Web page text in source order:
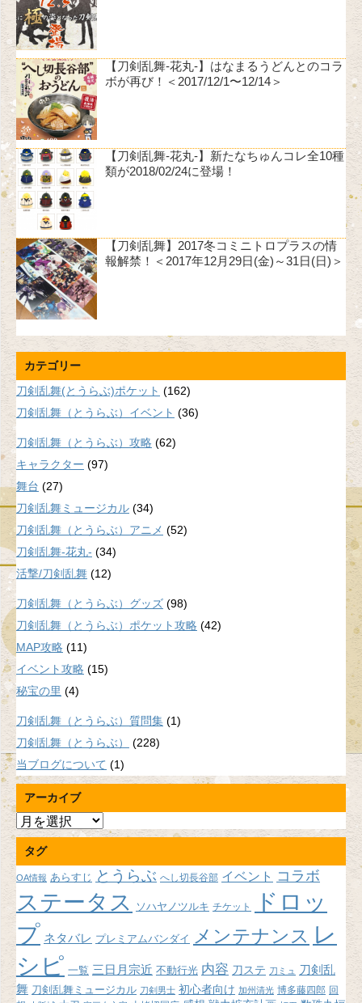
【刀剣乱舞-花丸-】はなまるうどんとのコラ
ボが再び！＜2017/12/1〜12/14＞
【刀剣乱舞-花丸-】新たなちゅんコレ全10種
類が2018/02/24に登場！
【刀剣乱舞】2017冬コミニトロプラスの情
報解禁！＜2017年12月29日(金)～31日(日)＞
カテゴリー
刀剣乱舞(とうらぶ)ポケット (162)
刀剣乱舞（とうらぶ）イベント (36)
刀剣乱舞（とうらぶ）攻略 (62)
キャラクター (97)
舞台 (27)
刀剣乱舞ミュージカル (34)
刀剣乱舞（とうらぶ）アニメ (52)
刀剣乱舞-花丸- (34)
活撃/刀剣乱舞 (12)
刀剣乱舞（とうらぶ）グッズ (98)
刀剣乱舞（とうらぶ）ポケット攻略 (42)
MAP攻略 (11)
イベント攻略 (15)
秘宝の里 (4)
刀剣乱舞（とうらぶ）質問集 (1)
刀剣乱舞（とうらぶ）
(228)
当ブログについて (1)
アーカイブ
ア
ー
カ
イ
ブ
タグ
OA情報 あらすじ とうらぶ へし切長谷部 イベント コラボ
ステータス ソハヤノツルキ チケット
ドロッ
プ ネタバレ プレミアムバンダイ メンテナンス レ
シピ 一覧 三日月宗近 不動行光 内容 刀ステ 刀ミュ
刀剣乱
舞 刀剣乱舞ミュージカル 刀剣男士 初心者向け 加州清光 博多藤四郎 回